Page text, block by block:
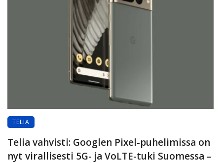
TELIA
Telia vahvisti: Googlen Pixel-puhelimissa on
nyt virallisesti 5G- ja VoLTE-tuki Suomessa –